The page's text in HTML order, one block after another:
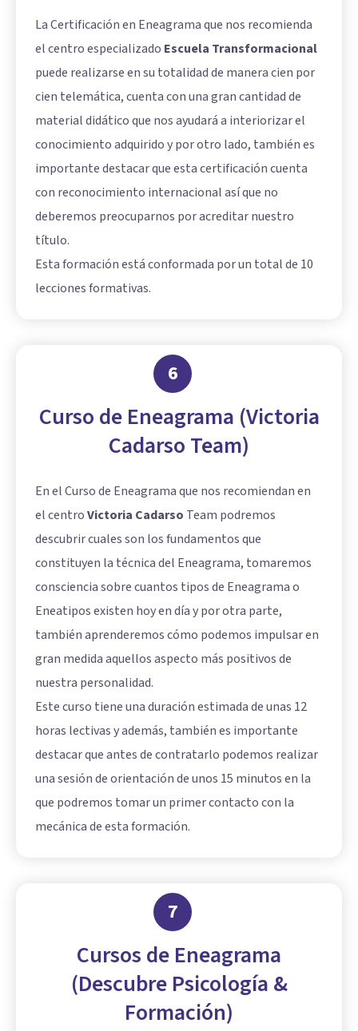
La Certificación en Eneagrama que nos recomienda
el centro especializado Escuela Transformacional
puede realizarse en su totalidad de manera cien por
cien telemática, cuenta con una gran cantidad de
material didático que nos ayudará a interiorizar el
conocimiento adquirido y por otro lado, también es
importante destacar que esta certificación cuenta
con reconocimiento internacional así que no
deberemos preocuparnos por acreditar nuestro
título.
Esta formación está conformada por un total de 10
lecciones formativas.
6
Curso de Eneagrama (Victoria
Cadarso Team)
En el Curso de Eneagrama que nos recomiendan en
el centroVictoria Cadarso Team podremos
descubrir cuales son los fundamentos que
constituyen la técnica del Eneagrama, tomaremos
consciencia sobre cuantos tipos de Eneagrama o
Eneatipos existen hoy en día y por otra parte,
también aprenderemos cómo podemos impulsar en
gran medida aquellos aspecto más positivos de
nuestra personalidad.
Este curso tiene una duración estimada de unas 12
horas lectivas y además, también es importante
destacar que antes de contratarlo podemos realizar
una sesión de orientación de unos 15 minutos en la
que podremos tomar un primer contacto con la
mecánica de esta formación.
7
Cursos de Eneagrama
(Descubre Psicología &
Formación)